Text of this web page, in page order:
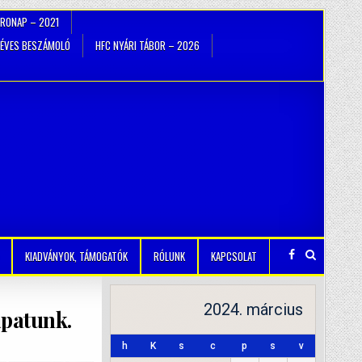
– 2021
ÉVES BESZÁMOLÓ
HFC NYÁRI TÁBOR – 2026
KIADVÁNYOK, TÁMOGATÓK RÓLUNK KAPCSOLAT
2024. március
h K s c p s v